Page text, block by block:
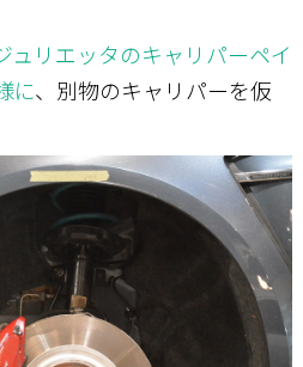
ュリエッタのキャリパーペイ
に、別物のキャリパーを仮